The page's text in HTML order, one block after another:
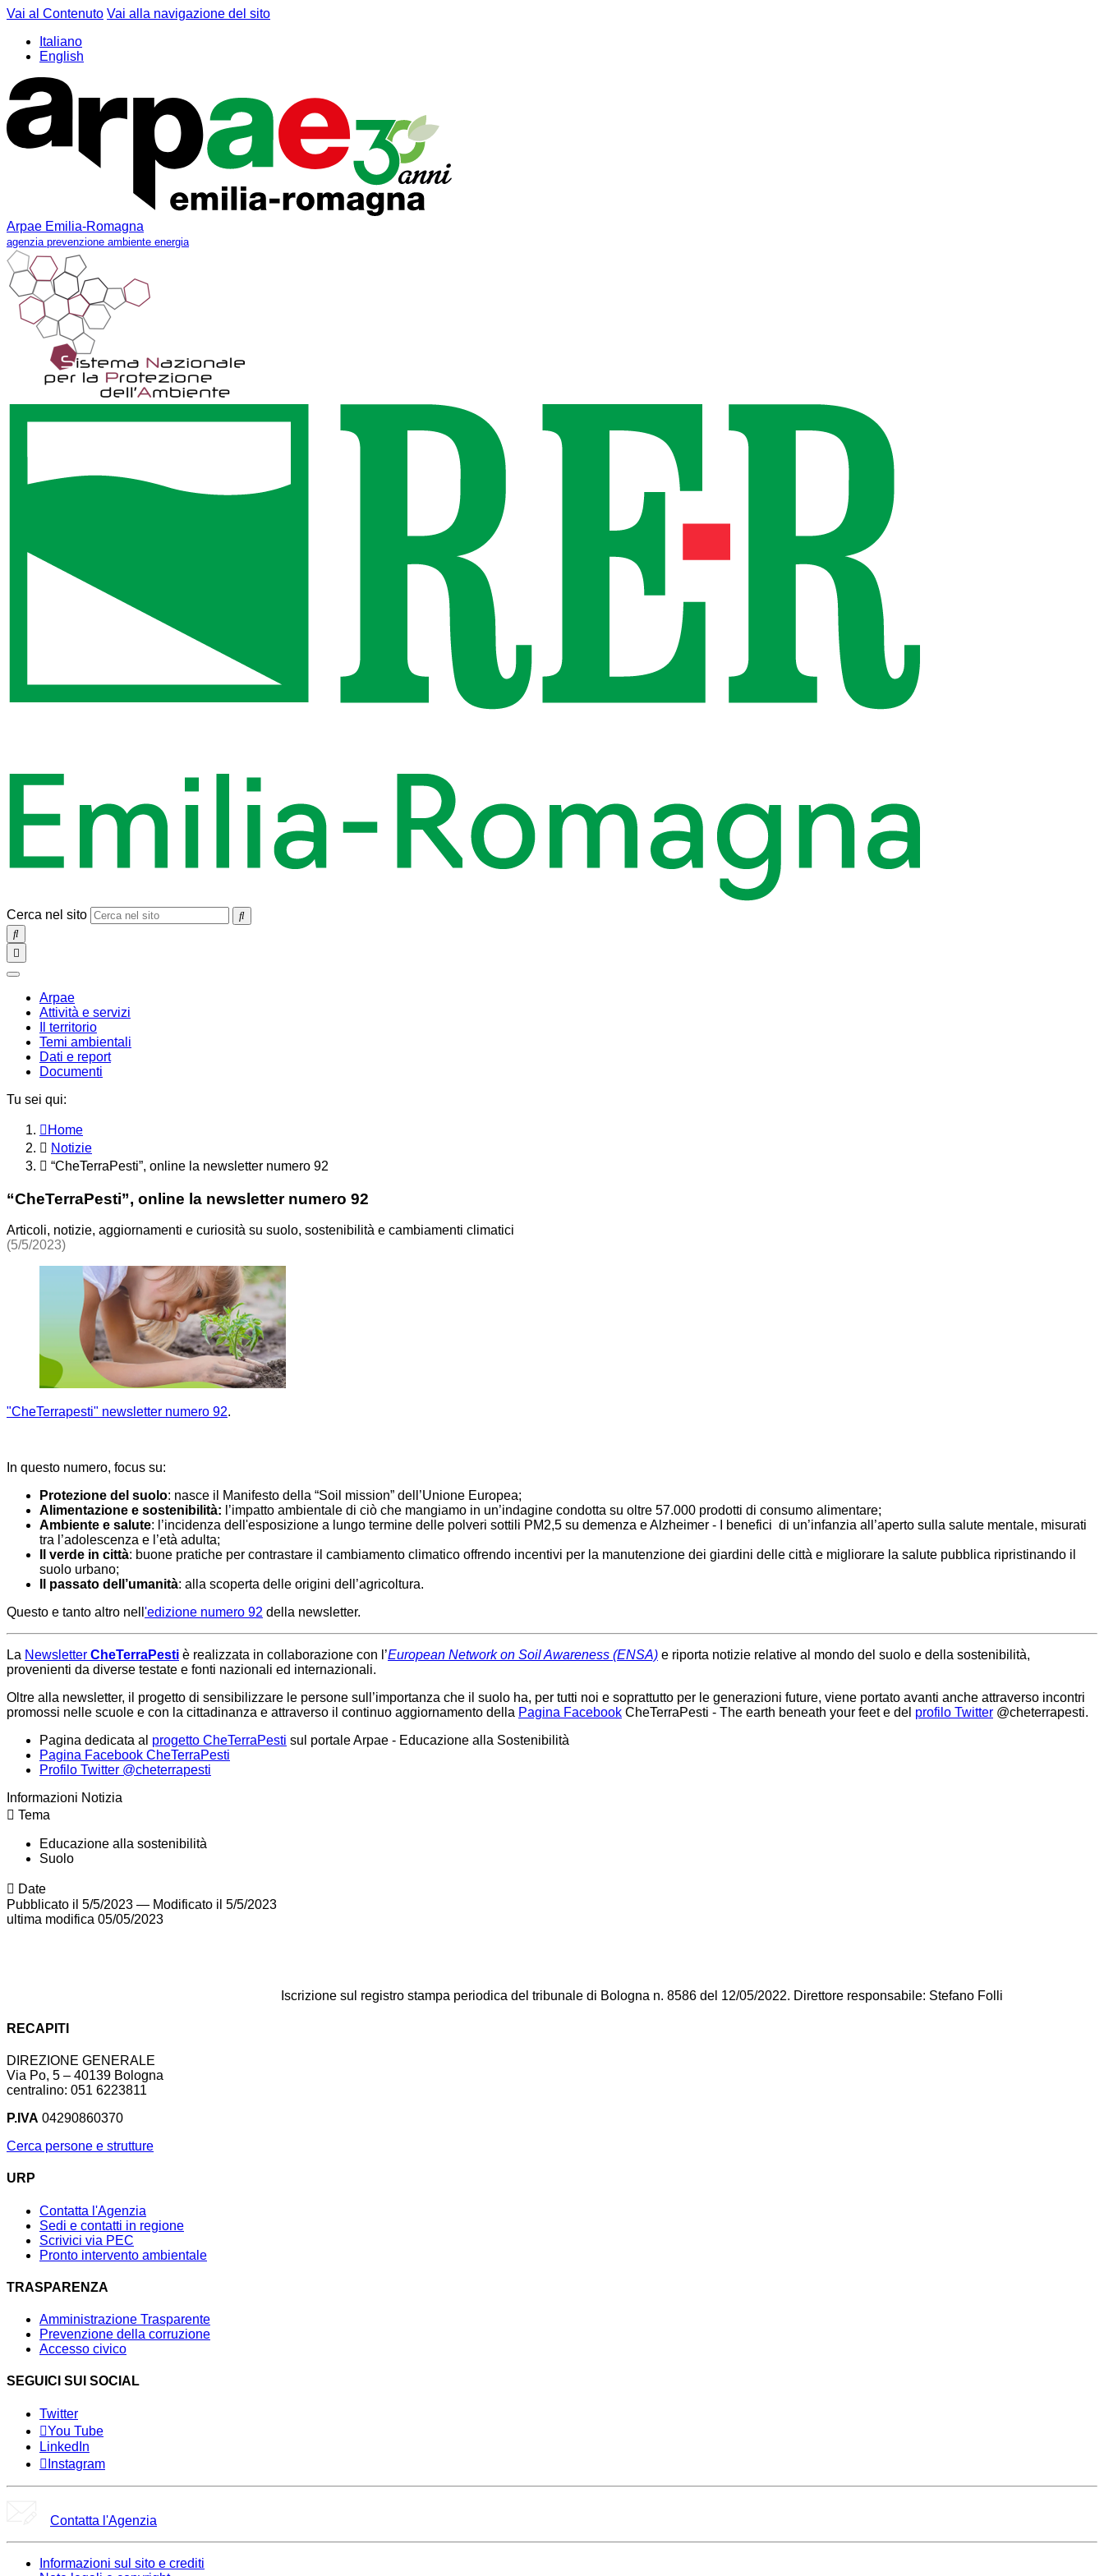
Vai al Contenuto Vai alla navigazione del sito
Italiano
English
Arpae Emilia-Romagna
agenzia prevenzione ambiente energia
Cerca nel sito
SEARCH
Toggle
navigation
chiudi
Arpae
Attività e servizi
Il territorio
Temi ambientali
Dati e report
Documenti
Tu sei qui:
Home
Notizie
“CheTerraPesti”, online la newsletter numero 92
“CheTerraPesti”, online la newsletter numero 92
Articoli, notizie, aggiornamenti e curiosità su suolo, sostenibilità e cambiamenti climatici
(5/5/2023)
"CheTerrapesti" newsletter numero 92.
In questo numero, focus su:
Protezione del suolo: nasce il Manifesto della “Soil mission” dell’Unione Europea;
Alimentazione e sostenibilità: l’impatto ambientale di ciò che mangiamo in un’indagine condotta su oltre 57.000 prodotti di consumo alimentare;
Ambiente e salute: l’incidenza dell'esposizione a lungo termine delle polveri sottili PM2,5 su demenza e Alzheimer - I benefici di un’infanzia all’aperto sulla salute mentale, misurati
tra l’adolescenza e l’età adulta;
Il verde in città: buone pratiche per contrastare il cambiamento climatico offrendo incentivi per la manutenzione dei giardini delle città e migliorare la salute pubblica ripristinando il
suolo urbano;
Il passato dell’umanità: alla scoperta delle origini dell’agricoltura.
Questo e tanto altro nell 'edizione numero 92 della newsletter.
La Newsletter CheTerraPesti è realizzata in collaborazione con l’European Network on Soil Awareness (ENSA) e riporta notizie relative al mondo del suolo e della sostenibilità,
provenienti da diverse testate e fonti nazionali ed internazionali.
Oltre alla newsletter, il progetto di sensibilizzare le persone sull’importanza che il suolo ha, per tutti noi e soprattutto per le generazioni future, viene portato avanti anche attraverso incontri
promossi nelle scuole e con la cittadinanza e attraverso il continuo aggiornamento della Pagina Facebook CheTerraPesti - The earth beneath your feet e del profilo Twitter @cheterrapesti.
Pagina dedicata al progetto CheTerraPesti sul portale Arpae - Educazione alla Sostenibilità
Pagina Facebook CheTerraPesti
Profilo Twitter @cheterrapesti
Informazioni Notizia
Tema
Educazione alla sostenibilità
Suolo
Date
Pubblicato il 5/5/2023 — Modificato il 5/5/2023
ultima modifica 05/05/2023
Iscrizione sul registro stampa periodica del tribunale di Bologna n. 8586 del 12/05/2022. Direttore responsabile: Stefano Folli
RECAPITI
DIREZIONE GENERALE
Via Po, 5 – 40139 Bologna
centralino: 051 6223811
P.IVA 04290860370
Cerca persone e strutture
URP
Contatta l'Agenzia
Sedi e contatti in regione
Scrivici via PEC
Pronto intervento ambientale
TRASPARENZA
Amministrazione Trasparente
Prevenzione della corruzione
Accesso civico
SEGUICI SUI SOCIAL
Twitter
You Tube
LinkedIn
Instagram
Contatta l'Agenzia
Informazioni sul sito e crediti